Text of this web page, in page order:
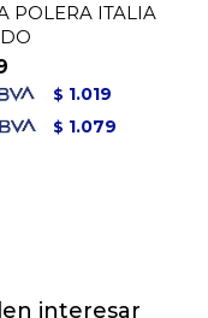
POLERA ITALIA
$ 1.019
$ 1.079
interesar